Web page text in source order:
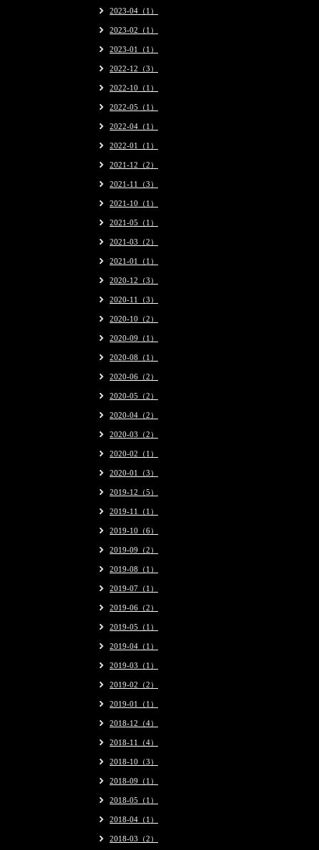
2023-04（1）
2023-02（1）
2023-01（1）
2022-12（3）
2022-10（1）
2022-05（1）
2022-04（1）
2022-01（1）
2021-12（2）
2021-11（3）
2021-10（1）
2021-05（1）
2021-03（2）
2021-01（1）
2020-12（3）
2020-11（3）
2020-10（2）
2020-09（1）
2020-08（1）
2020-06（2）
2020-05（2）
2020-04（2）
2020-03（2）
2020-02（1）
2020-01（3）
2019-12（5）
2019-11（1）
2019-10（6）
2019-09（2）
2019-08（1）
2019-07（1）
2019-06（2）
2019-05（1）
2019-04（1）
2019-03（1）
2019-02（2）
2019-01（1）
2018-12（4）
2018-11（4）
2018-10（3）
2018-09（1）
2018-05（1）
2018-04（1）
2018-03（2）